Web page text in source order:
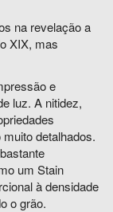
na revelação a
XIX, mas
e
luz. A nitidez,
detalhados.
um Stain
à densidade
o grão.